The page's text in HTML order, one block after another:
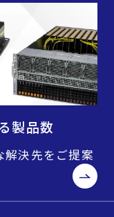
製品数
解決先をご提案